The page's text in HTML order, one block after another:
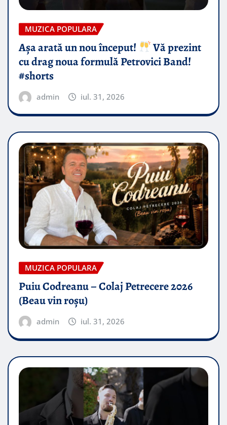
MUZICA POPULARA
Așa arată un nou început!
Vă prezint
cu drag noua formulă Petrovici Band!
#shorts
admin iul. 31, 2026
MUZICA POPULARA
Puiu Codreanu – Colaj Petrecere 2026
(Beau vin roșu)
admin iul. 31, 2026